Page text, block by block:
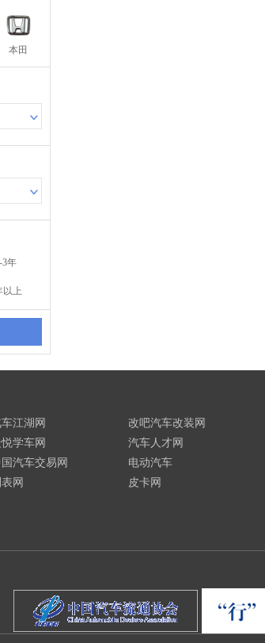
本田
3年
以上
江湖网
学车网
汽车交易网
网
改吧汽车改装网
汽车人才网
电动汽车
皮卡网